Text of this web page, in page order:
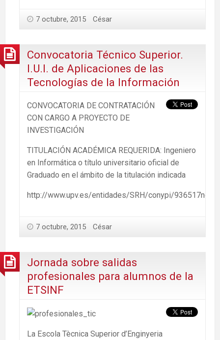
7 octubre, 2015 César
Convocatoria Técnico Superior.
I.U.I. de Aplicaciones de las
Tecnologías de la Información
CONVOCATORIA DE CONTRATACIÓN
CON CARGO A PROYECTO DE
INVESTIGACIÓN
TITULACIÓN ACADÉMICA REQUERIDA: Ingeniero
en Informática o título universitario oficial de
Graduado en el ámbito de la titulación indicada
http://www.upv.es/entidades/SRH/conypi/
7 octubre, 2015 César
Jornada sobre salidas
profesionales para alumnos de la
ETSINF
La Escola Tècnica Superior d’Enginyeria